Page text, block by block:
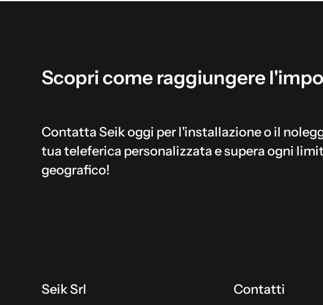
Scopricome raggiungere
Contatta Seik oggi per l'installazione o il
tua teleferica personalizzata e supera ogni
geografico!
Seik Srl Contatti